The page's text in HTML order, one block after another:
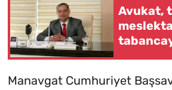
Avukat,
Manavgat Cumhuriyet